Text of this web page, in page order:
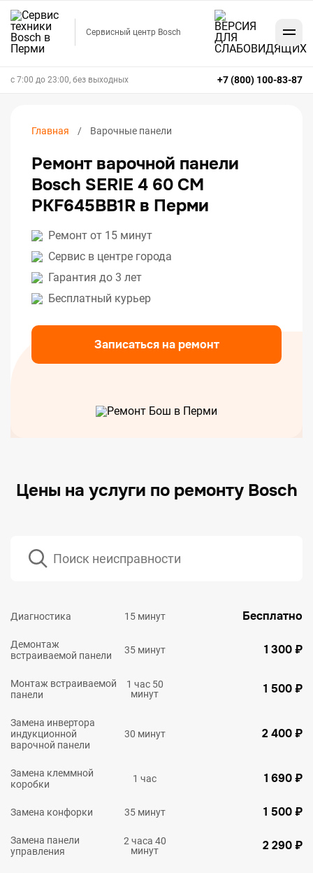
Сервисный центр Bosch
+7 (800) 100-83-87
с 7:00 до 23:00, без выходных
Главная Варочные панели
Ремонт варочной панели
Bosch SERIE 4 60 CM
PKF645BB1R в Перми
Ремонт от 15 минут
Сервис в центре города
Гарантия до 3 лет
Бесплатный курьер
Записаться на ремонт
Цены на услуги по ремонту Bosch
Диагностика 15 минут Бесплатно
Демонтаж
встраиваемой панели
35 минут 1 300 ₽
Монтаж встраиваемой
панели
1 час 50
минут
1 500 ₽
Замена инвертора
индукционной
варочной панели
30 минут 2 400 ₽
Замена клеммной
коробки
1 час 1 690 ₽
Замена конфорки 35 минут 1 500 ₽
Замена панели
управления
2 часа 40
минут
2 290 ₽